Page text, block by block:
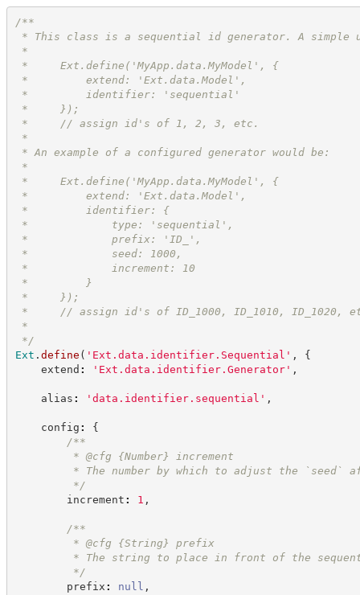
/**
* This class is a sequential id generator. A simple
*
*     Ext.define('MyApp.data.MyModel', {
*         extend: 'Ext.data.Model',
*         identifier: 'sequential'
*     });
*     // assign id's of 1, 2, 3, etc.
*
* An example of a configured generator would be:
*
*     Ext.define('MyApp.data.MyModel', {
*         extend: 'Ext.data.Model',
*         identifier: {
*             type: 'sequential',
*             prefix: 'ID_',
*             seed: 1000,
*             increment: 10
*         }
*     });
*     // assign id's of ID_1000, ID_1010, ID_1020,
*
*/
Ext . define ( ' Ext.data.identifier.Sequential ' ,
{
extend : ' Ext.data.identifier.Generator' ,
alias : ' data.identifier.sequential ' ,
config :
{
/**
* @cfg {Number}
increment
* The number by which to adjust the `seed`
*/
increment : 1 ,
/**
* @cfg {String}
prefix
* The string to place in front of the sequential
*/
prefix : null ,